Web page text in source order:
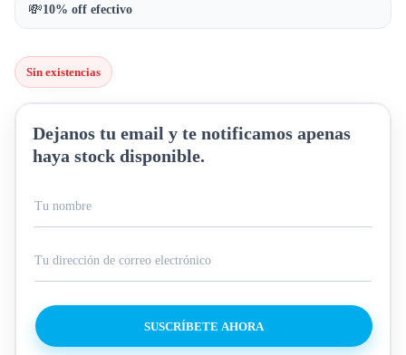
💸10% off efectivo
Sin existencias
Dejanos tu email y te notificamos apenas
haya stock disponible.
SUSCRÍBETE AHORA